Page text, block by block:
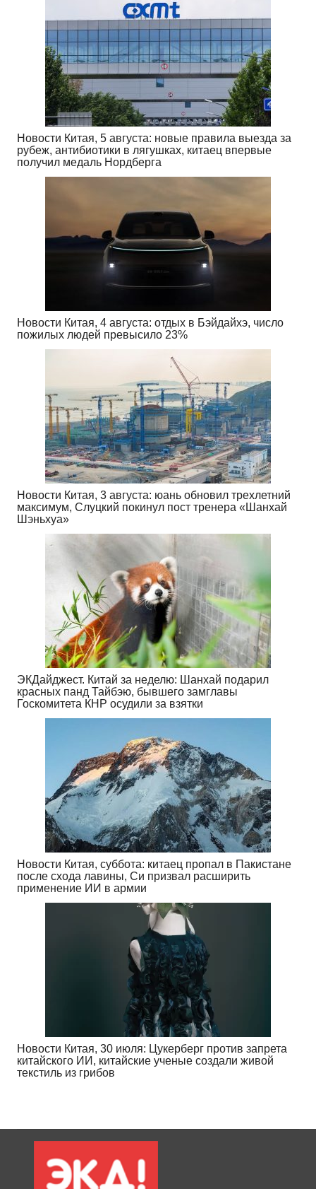
Новости Китая, 5 августа: новые правила выезда за
рубеж, антибиотики в лягушках, китаец впервые
получил медаль Нордберга
Новости Китая, 4 августа: отдых в Бэйдайхэ, число
пожилых людей превысило 23%
Новости Китая, 3 августа: юань обновил трехлетний
максимум, Слуцкий покинул пост тренера «Шанхай
Шэньхуа»
ЭКДайджест. Китай за неделю: Шанхай подарил
красных панд Тайбэю, бывшего замглавы
Госкомитета КНР осудили за взятки
Новости Китая, суббота: китаец пропал в Пакистане
после схода лавины, Си призвал расширить
применение ИИ в армии
Новости Китая, 30 июля: Цукерберг против запрета
китайского ИИ, китайские ученые создали живой
текстиль из грибов